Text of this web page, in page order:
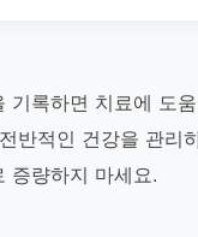
기록하면 치료에 도
반적인 건강을 관리
증량하지 마세요.